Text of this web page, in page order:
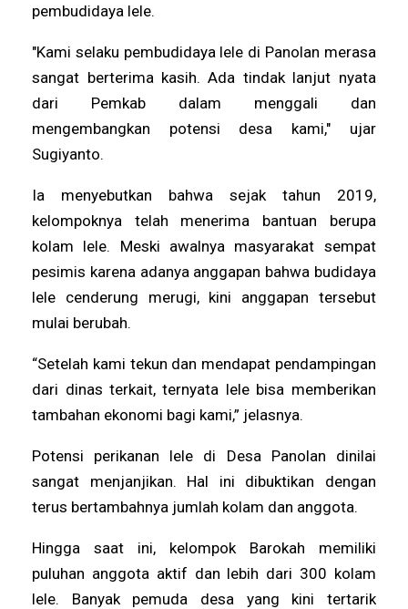
pembudidaya lele.
"Kami selaku pembudidaya lele di Panolan merasa
sangat berterima kasih. Ada tindak lanjut nyata
dari Pemkab dalam menggali dan
mengembangkan potensi desa kami," ujar
Sugiyanto.
Ia menyebutkan bahwa sejak tahun 2019,
kelompoknya telah menerima bantuan berupa
kolam lele. Meski awalnya masyarakat sempat
pesimis karena adanya anggapan bahwa budidaya
lele cenderung merugi, kini anggapan tersebut
mulai berubah.
“Setelah kami tekun dan mendapat pendampingan
dari dinas terkait, ternyata lele bisa memberikan
tambahan ekonomi bagi kami,” jelasnya.
Potensi perikanan lele di Desa Panolan dinilai
sangat menjanjikan. Hal ini dibuktikan dengan
terus bertambahnya jumlah kolam dan anggota.
Hingga saat ini, kelompok Barokah memiliki
puluhan anggota aktif dan lebih dari 300 kolam
lele. Banyak pemuda desa yang kini tertarik